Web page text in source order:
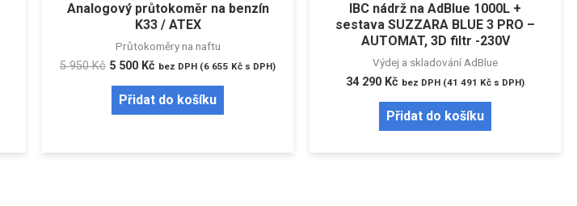
Analogový průtokoměr na benzín
K33 / ATEX
Průtokoměry na naftu
5 950Kč 5 500 Kč bez DPH (6 655 Kč s DPH)
Přidat do košíku
IBC nádrž na AdBlue 1000L +
sestava SUZZARA BLUE 3 PRO –
AUTOMAT, 3D filtr -230V
Výdej a skladování AdBlue
34 290 Kč bez DPH (41 491 Kč s DPH)
Přidat do košíku